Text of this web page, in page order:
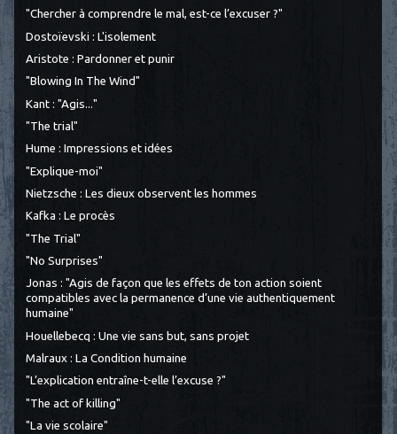
"Chercher à comprendre le mal, est-ce l’excuser ?"
Dostoïevski : L'isolement
Aristote : Pardonner et punir
"Blowing In The Wind"
Kant : "Agis..."
"The trial"
Hume : Impressions et idées
"Explique-moi"
Nietzsche : Les dieux observent les hommes
Kafka : Le procès
"The Trial"
"No Surprises"
Jonas : "Agis de façon que les effets de ton action soient
compatibles avec la permanence d’une vie authentiquement
humaine"
Houellebecq : Une vie sans but, sans projet
Malraux : La Condition humaine
"L’explication entraîne-t-elle l’excuse ?"
"The act of killing"
"La vie scolaire"